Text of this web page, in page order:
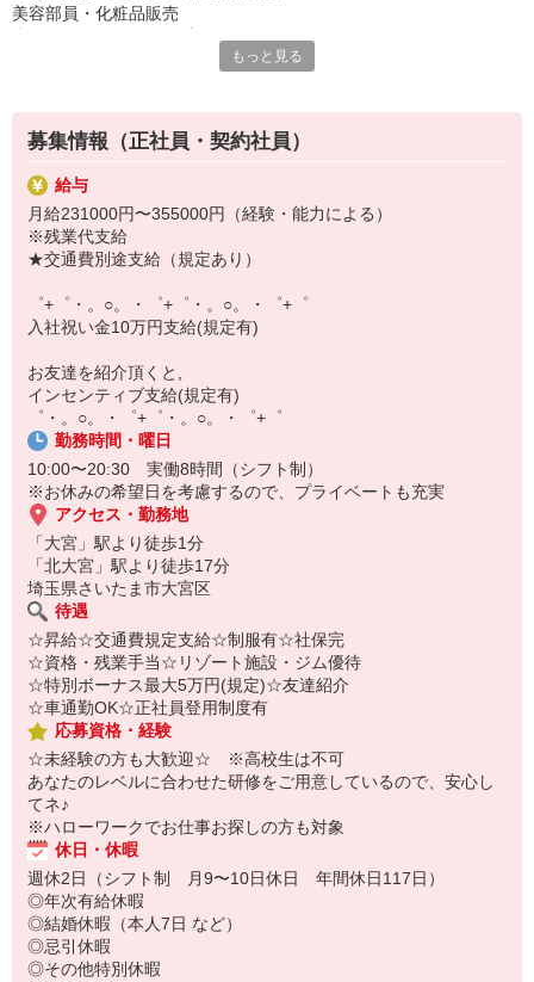
【選べるお仕事いろいろ】
▼工場・製造・軽作業系
機械/食品製造・梱包・仕分け・加工・組立・検査
▼美容系
眉毛サロンのアイブロウ・ネイリスト・エステ
▼営業・販売
法人営業・アパレル販売・個別指導塾・人材紹介
▼人気案件も多数♪
短期・期間限定・オープニング・官公庁案件
上場/優良/大手企業など
【スマホ面接実施中】
￣￣￣￣￣￣￣￣￣
自宅に居ながらスマホでカンタン面接OK！
オンライン面談なのでスピード対応。
即日登録もOK♪
気になった方はお気軽にご相談ください！
美容部員・化粧品販売
◆お客様のお悩みやご希望をヒアリングして、肌質にあった化粧品
に満足して頂ける接客を心がけています。お客様は「カバーマーク
なら悩みを解決できるかも」という期待を抱いて来店されるので、
帰り際に「カバーマークに来てよかった！」とおっしゃっていただ
けると、とてもやりがいを感じられます。
もっと見る
募集情報（正社員・契約社員）
給与
月給231000円〜355000円（経験・能力による）
※残業代支給
★交通費別途支給（規定あり）
゜+゜・。○。・゜+゜・。○。・゜+゜
入社祝い金10万円支給(規定有)
お友達を紹介頂くと,
インセンティブ支給(規定有)
゜・。○。・゜+゜・。○。・゜+゜
勤務時間・曜日
10:00〜20:30 実働8時間（シフト制）
※お休みの希望日を考慮するので、プライベートも充実
アクセス・勤務地
「大宮」駅より徒歩1分
「北大宮」駅より徒歩17分
埼玉県さいたま市大宮区
待遇
☆昇給☆交通費規定支給☆制服有☆社保完
☆資格・残業手当☆リゾート施設・ジム優待
☆特別ボーナス最大5万円(規定)☆友達紹介
☆車通勤OK☆正社員登用制度有
応募資格・経験
☆未経験の方も大歓迎☆ ※高校生は不可
あなたのレベルに合わせた研修をご用意しているので、安心し
てネ♪
※ハローワークでお仕事お探しの方も対象
休日・休暇
週休2日（シフト制 月9〜10日休日 年間休日117日）
◎年次有給休暇
◎結婚休暇（本人7日 など）
◎忌引休暇
◎その他特別休暇